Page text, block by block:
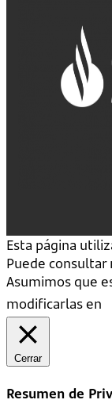
Esta página
Puede consultar
Asumimos que
modificarlas en
Cerrar
Resumen de